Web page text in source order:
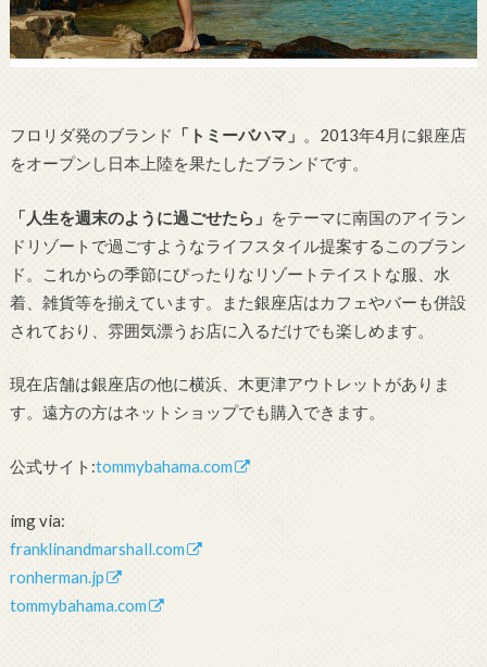
フロリダ発のブランド 「トミーバハマ」 。2013年4月に銀座店
をオープンし日本上陸を果たしたブランドです。
「人生を週末のように過ごせたら」 をテーマに南国のアイラン
ドリゾートで過ごすようなライフスタイル提案するこのブラン
ド。これからの季節にぴったりなリゾートテイストな服、水
着、雑貨等を揃えています。また銀座店はカフェやバーも併設
されており、雰囲気漂うお店に入るだけでも楽しめます。
現在店舗は銀座店の他に横浜、木更津アウトレットがありま
す。遠方の方はネットショップでも購入できます。
公式サイト:tommybahama.com
img via:
franklinandmarshall.com
ronherman.jp
tommybahama.com